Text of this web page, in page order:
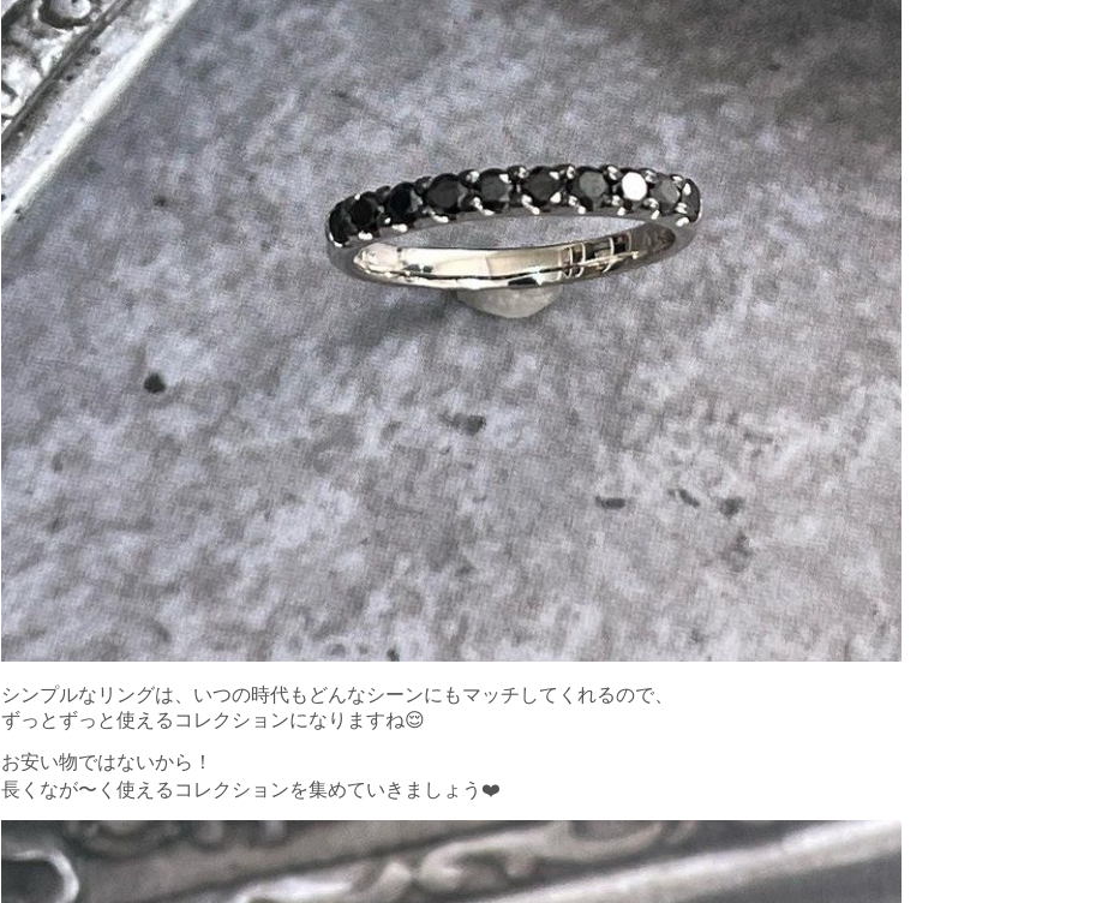
シンプルなリングは、いつの時代もどんなシーンにもマッチしてくれるので、
ずっとずっと使えるコレクションになりますね😌
お安い物ではないから！
長くなが〜く使えるコレクションを集めていきましょう❤️